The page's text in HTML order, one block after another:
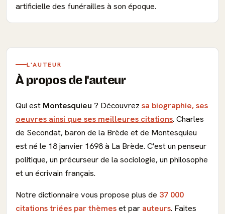
artificielle des funérailles à son époque.
L'AUTEUR
À propos de l'auteur
Qui est Montesquieu ? Découvrez sa biographie, ses
oeuvres ainsi que ses meilleures citations. Charles
de Secondat, baron de la Brède et de Montesquieu
est né le 18 janvier 1698 à La Brède. C'est un penseur
politique, un précurseur de la sociologie, un philosophe
et un écrivain français.
Notre dictionnaire vous propose plus de 37 000
citations triées par thèmeset par auteurs. Faites